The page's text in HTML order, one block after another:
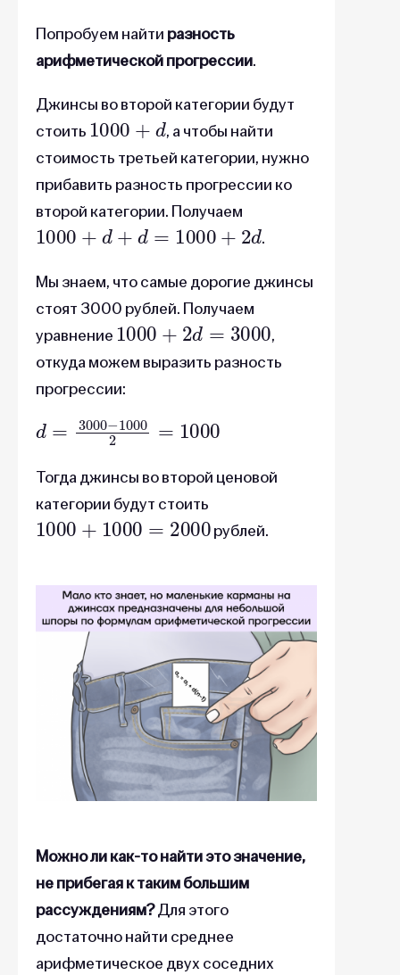
Попробуем найти разность
арифметической прогрессии.
Джинсы во второй категории будут
стоить
1000 d
, а чтобы найти
стоимость третьей категории, нужно
прибавить разность прогрессии ко
второй категории. Получаем
1000 + 1000 +2d
.
Мы знаем, что самые дорогие джинсы
стоят 3000 рублей. Получаем
уравнение
1000 2d = 3000
,
откуда можем выразить разность
прогрессии:
d 3000−1000 =1000
Тогда джинсы во второй ценовой
категории будут стоить
1000 + 1000= 2000
рублей.
Можно ли как-то найти это значение,
не прибегая к таким большим
рассуждениям?Для этого
достаточно найти среднее
арифметическое двух соседних